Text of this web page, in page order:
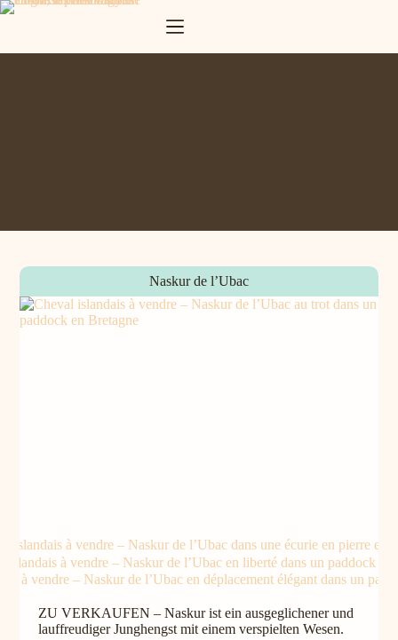
Zum
Naskur de l’Ubac
ZU VERKAUFEN – Naskur ist ein ausgeglichener und
lauffreudiger Junghengst mit einem verspielten Wesen.